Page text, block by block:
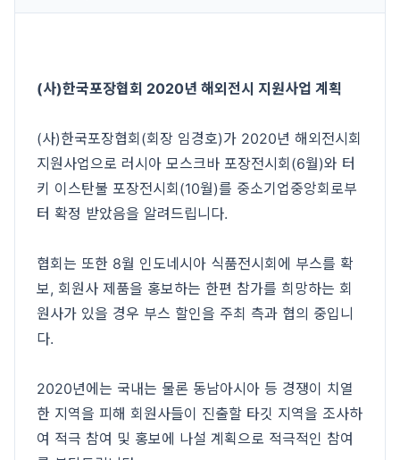
(사)한국포장협회 2020년 해외전시 지원사업 계획
(사)한국포장협회(회장 임경호)가 2020년 해외전시회
지원사업으로 러시아 모스크바 포장전시회(6월)와 터
키 이스탄불 포장전시회(10월)를 중소기업중앙회로부
터 확정 받았음을 알려드립니다.
협회는 또한 8월 인도네시아 식품전시회에 부스를 확
보, 회원사 제품을 홍보하는 한편 참가를 희망하는 회
원사가 있을 경우 부스 할인을 주최 측과 협의 중입니
다.
2020년에는 국내는 물론 동남아시아 등 경쟁이 치열
한 지역을 피해 회원사들이 진출할 타깃 지역을 조사하
여 적극 참여 및 홍보에 나설 계획으로 적극적인 참여